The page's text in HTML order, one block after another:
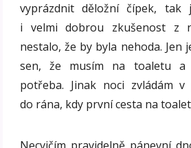
vyprázdnit děložní čípek, tak
i velmi dobrou zkušenost z
nestalo, že by byla nehoda. Jen
sen, že musím na toaletu a
potřeba. Jinak noci zvládám
do rána, kdy první cesta na